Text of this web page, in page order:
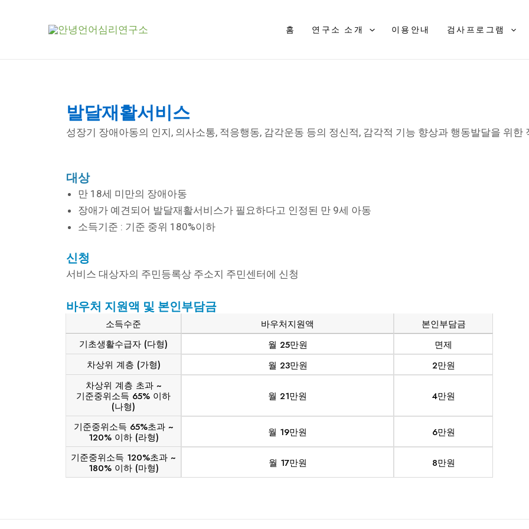
홈 연구소 소개 이용안내 검사프로그램
발달재활서비스
성장기 장애아동의 인지, 의사소통, 적응행동, 감각운동 등의 정신적, 감각적 기능 향상과 행동발달을 위한
대상
만 18세 미만의 장애아동
장애가 예견되어 발달재활서비스가 필요하다고 인정된 만 9세 아동
소득기준 : 기준 중위 180%이하
신청
서비스 대상자의 주민등록상 주소지 주민센터에 신청
바우처 지원액 및 본인부담금
소득수준 바우처지원액
본인부담금
기초생활수급자 (다형)
월 25만원
면제
차상위 계층 (가형)
월 23만원
2만원
차상위 계층 초과 ~
기준중위소득 65% 이하
(나형)
월 21만원 4만원
기준중위소득 65%초과 ~
120% 이하 (라형)
월 19만원
6만원
기준중위소득 120%초과 ~
180% 이하 (마형)
월 17만원 8만원